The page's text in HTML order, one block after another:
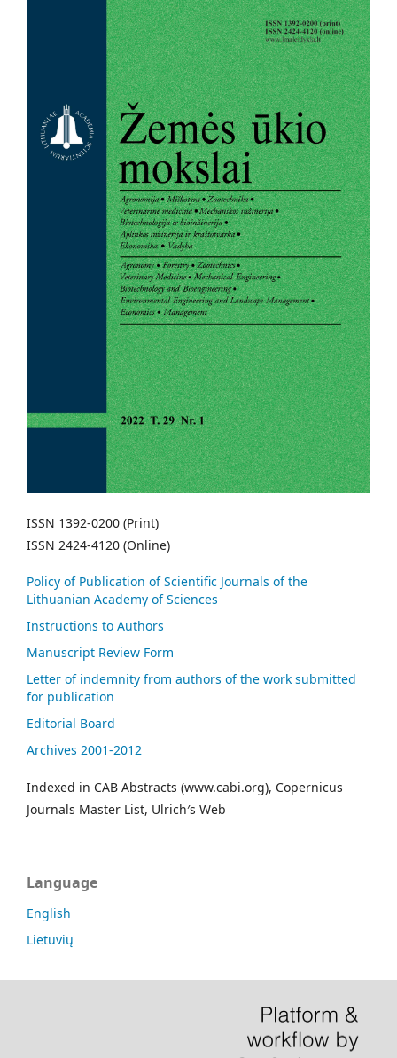
ISSN 1392-0200 (Print)
ISSN 2424-4120 (Online)
Policy of Publication of Scientific Journals of the
Lithuanian Academy of Sciences
Instructions to Authors
Manuscript Review Form
Letter of indemnity from authors of the work submitted
for publication
Editorial Board
Archives 2001-2012
Indexed in CAB Abstracts (www.cabi.org), Copernicus
Journals Master List, Ulrich′s Web
Language
English
Lietuvių